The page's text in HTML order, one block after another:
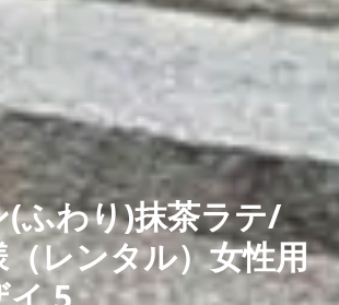
ふわり)抹茶ラテ/
レンタル）女性用